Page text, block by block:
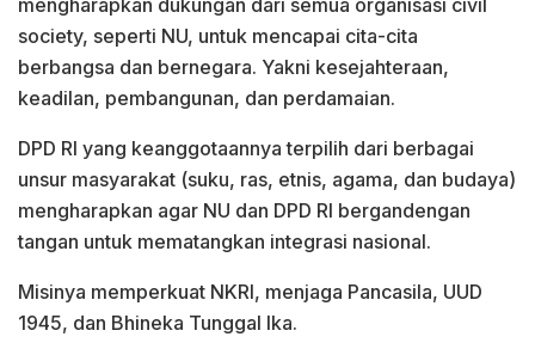
society, seperti NU, untuk mencapai cita-cita
berbangsa dan bernegara. Yakni kesejahteraan,
keadilan, pembangunan, dan perdamaian.
DPD RI yang keanggotaannya terpilih dari berbagai
unsur masyarakat (suku, ras, etnis, agama, dan budaya)
mengharapkan agar NU dan DPD RI bergandengan
tangan untuk mematangkan integrasi nasional.
Misinya memperkuat NKRI, menjaga Pancasila, UUD
1945, dan Bhineka Tunggal Ika.